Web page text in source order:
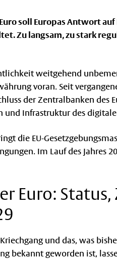
soll Europas Antwort
Zu langsam, zu stark
weitgehend
voran. Seit
der Zentralbanken des
und Infrastruktur des
die EU-
Im Lauf des Jahres
Euro:
und das, was
bekannt geworden ist,